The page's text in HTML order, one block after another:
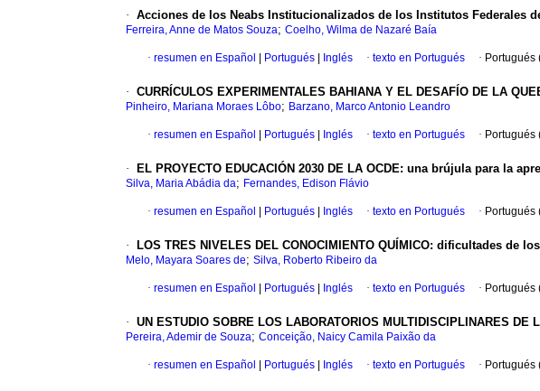
· Acciones de los Neabs Institucionalizados de los Institutos Federales
Ferreira, Anne de Matos Souza; Coelho, Wilma de Nazaré Baía
· resumen en Español Portugués Inglés · texto en Portugués · Portugués
· CURRÍCULOS EXPERIMENTALES BAHIANA Y EL DESAFÍO DE LA
Pinheiro, Mariana Moraes Lôbo; Barzano, Marco Antonio Leandro
· resumen en Español Portugués Inglés · texto en Portugués · Portugués
· EL PROYECTO EDUCACIÓN 2030 DE LA OCDE: una brújula para la
Silva, Maria Abádia da; Fernandes, Edison Flávio
· resumen en Español Portugués Inglés · texto en Portugués · Portugués
· LOS TRES NIVELES DEL CONOCIMIENTO QUÍMICO: dificultades
Melo, Mayara Soares de; Silva, Roberto Ribeiro da
· resumen en Español Portugués Inglés · texto en Portugués · Portugués
· UN ESTUDIO SOBRE LOS LABORATORIOS MULTIDISCIPLINARES
Pereira, Ademir de Souza; Conceição, Naicy Camila Paixão da
· resumen en Español Portugués Inglés · texto en Portugués · Portugués